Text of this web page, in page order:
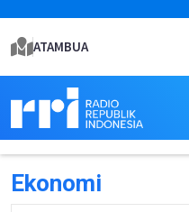
ATAMBUA
Ekonomi